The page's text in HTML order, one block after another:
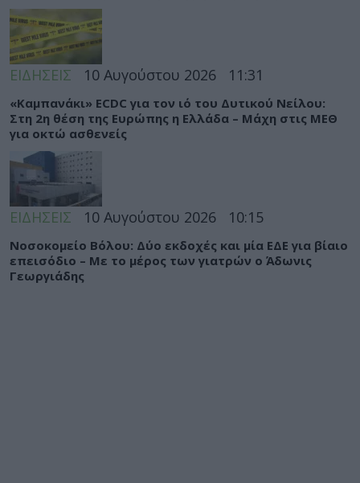
ΕΙΔΗΣΕΙΣ 10 Αυγούστου 2026 11:31
«Καμπανάκι» ECDC για τον ιό του Δυτικού Νείλου:
Στη 2η θέση της Ευρώπης η Ελλάδα – Μάχη στις ΜΕΘ
για οκτώ ασθενείς
ΕΙΔΗΣΕΙΣ 10 Αυγούστου 2026 10:15
Νοσοκομείο Βόλου: Δύο εκδοχές και μία ΕΔΕ για βίαιο
επεισόδιο – Με το μέρος των γιατρών ο Άδωνις
Γεωργιάδης